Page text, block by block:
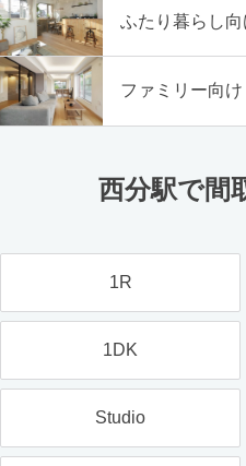
ふたり暮らし向
ファミリー向け
西分駅で間
1R
1DK
Studio